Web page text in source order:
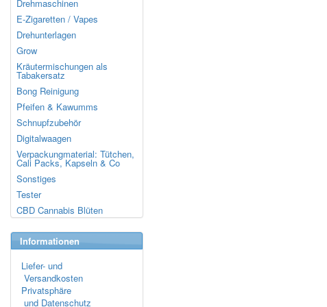
Drehmaschinen
E-Zigaretten / Vapes
Drehunterlagen
Grow
Kräutermischungen als
Tabakersatz
Bong Reinigung
Pfeifen & Kawumms
Schnupfzubehör
Digitalwaagen
Verpackungmaterial: Tütchen,
Cali Packs, Kapseln & Co
Sonstiges
Tester
CBD Cannabis Blüten
Informationen
Liefer- und
Versandkosten
Privatsphäre
und Datenschutz